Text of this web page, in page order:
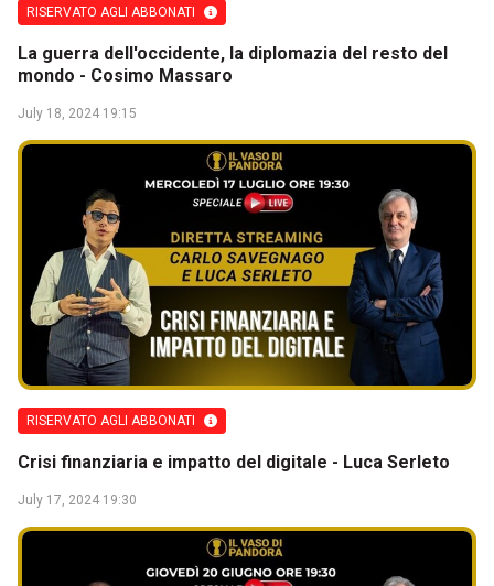
RISERVATO AGLI ABBONATI
La guerra dell'occidente, la diplomazia del resto del
mondo - Cosimo Massaro
July 18, 2024 19:15
RISERVATO AGLI ABBONATI
Crisi finanziaria e impatto del digitale - Luca Serleto
July 17, 2024 19:30